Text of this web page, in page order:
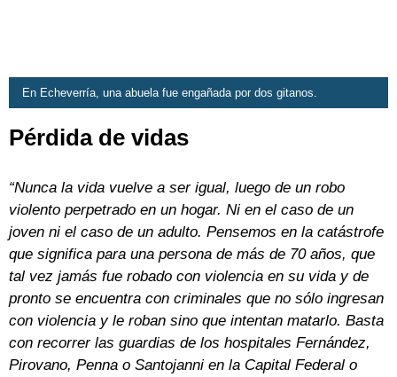
En Echeverría, una abuela fue engañada por dos gitanos.
Pérdida de vidas
“Nunca la vida vuelve a ser igual, luego de un robo
violento perpetrado en un hogar. Ni en el caso de un
joven ni el caso de un adulto. Pensemos en la catástrofe
que significa para una persona de más de 70 años, que
tal vez jamás fue robado con violencia en su vida y de
pronto se encuentra con criminales que no sólo ingresan
con violencia y le roban sino que intentan matarlo. Basta
con recorrer las guardias de los hospitales Fernández,
Pirovano, Penna o Santojanni en la Capital Federal o